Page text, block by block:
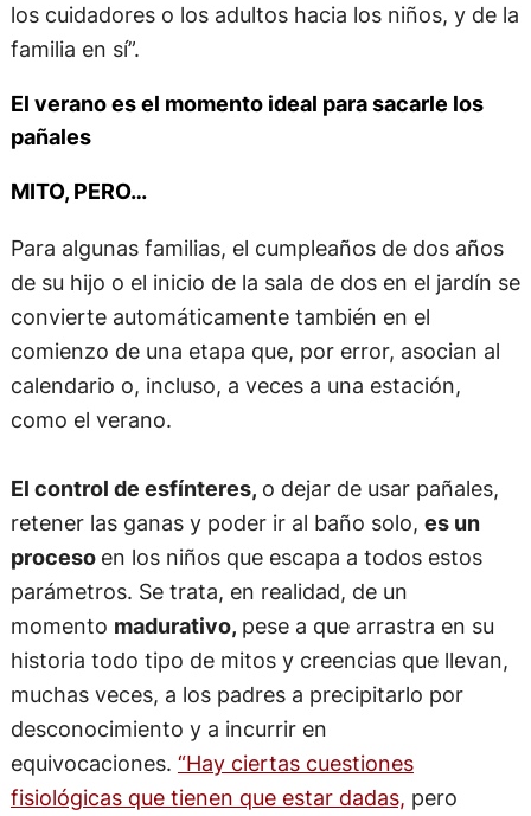
los cuidadores o los adultos hacia los niños, y de la
familia en sí”.
El verano es el momento ideal para sacarle los
pañales
MITO, PERO…
Para algunas familias, el cumpleaños de dos años
de su hijo o el inicio de la sala de dos en el jardín se
convierte automáticamente también en el
comienzo de una etapa que, por error, asocian al
calendario o, incluso, a veces a una estación,
como el verano.
El control de esfínteres, o dejar de usar pañales,
retener las ganas y poder ir al baño solo, es un
proceso en los niños que escapa a todos estos
parámetros. Se trata, en realidad, de un
momento madurativo, pese a que arrastra en su
historia todo tipo de mitos y creencias que llevan,
muchas veces, a los padres a precipitarlo por
desconocimiento y a incurrir en
equivocaciones. “Hay ciertas cuestiones
fisiológicas que tienen que estar dadas, pero